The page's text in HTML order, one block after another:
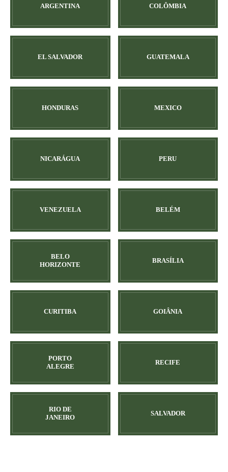
ARGENTINA COLÔMBIA
EL SALVADOR GUATEMALA
HONDURAS MEXICO
NICARÁGUA PERU
VENEZUELA BELÉM
BELO
HORIZONTE
BRASÍLIA
CURITIBA GOIÂNIA
PORTO
ALEGRE
RECIFE
RIO DE
JANEIRO
SALVADOR